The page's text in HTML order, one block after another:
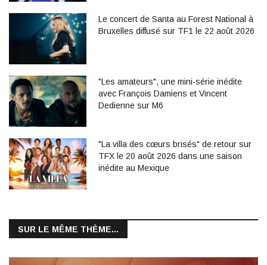
Le concert de Santa au Forest National à
Bruxelles diffusé sur TF1 le 22 août 2026
"Les amateurs", une mini-série inédite
avec François Damiens et Vincent
Dedienne sur M6
"La villa des cœurs brisés" de retour sur
TFX le 20 août 2026 dans une saison
inédite au Mexique
SUR LE MÊME THÈME...